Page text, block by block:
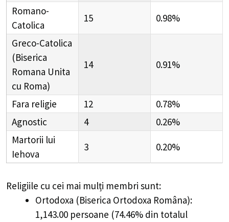
Romano-
Catolica
15 0.98%
Greco-Catolica
(Biserica
Romana Unita
cu Roma)
14 0.91%
Fara religie 12
0.78%
Agnostic
4
0.26%
Martorii lui
Iehova
3 0.20%
Religiile cu cei mai mulți membri sunt:
Ortodoxa (Biserica Ortodoxa Româna):
1,143.00 persoane (74.46% din totalul